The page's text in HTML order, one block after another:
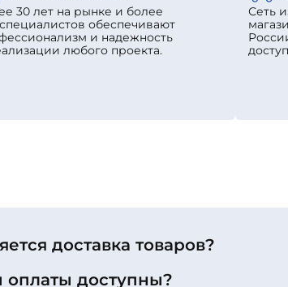
30 лет на рынке и более
обеспечивают
и надежность
любого проекта.
Сеть
доставка товаров?
оплаты доступны?